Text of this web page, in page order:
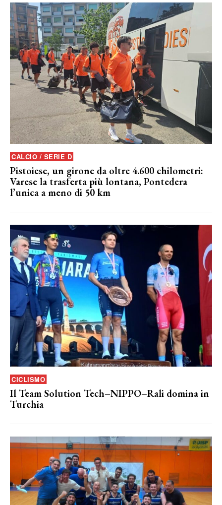
CALCIO / SERIE D
Pistoiese, un girone da oltre 4.600 chilometri:
Varese la trasferta più lontana, Pontedera
l’unica a meno di 50 km
CICLISMO
Il Team Solution Tech–NIPPO–Rali domina in
Turchia